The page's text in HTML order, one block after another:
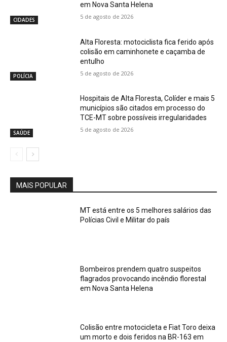
CIDADES
em Nova Santa Helena
5 de agosto de 2026
POLÍCIA
Alta Floresta: motociclista fica ferido após
colisão em caminhonete e caçamba de
entulho
5 de agosto de 2026
SAÚDE
Hospitais de Alta Floresta, Colíder e mais 5
municípios são citados em processo do
TCE-MT sobre possíveis irregularidades
5 de agosto de 2026
MAIS POPULAR
MT está entre os 5 melhores salários das
Polícias Civil e Militar do país
Bombeiros prendem quatro suspeitos
flagrados provocando incêndio florestal
em Nova Santa Helena
Colisão entre motocicleta e Fiat Toro deixa
um morto e dois feridos na BR-163 em